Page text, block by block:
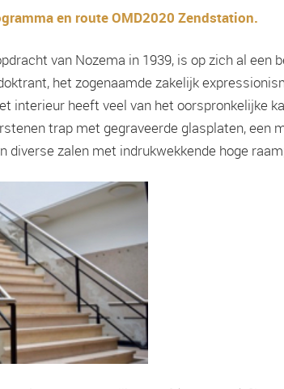
en route OMD2020 Zendstation.
van Nozema in 1939, is op zich al een
het zogenaamde zakelijk
interieur heeft veel van het oorspronkelijke
trap met gegraveerde glasplaten, een
diverse zalen met indrukwekkende hoge